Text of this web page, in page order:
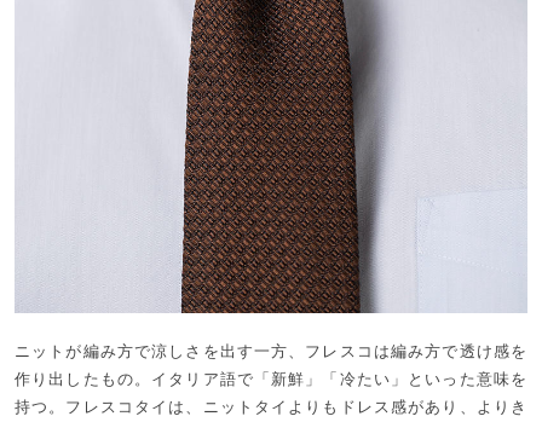
ニットが編み方で涼しさを出す一方、フレスコは編み方で透け感を
作り出したもの。イタリア語で「新鮮」「冷たい」といった意味を
持つ。フレスコタイは、ニットタイよりもドレス感があり、よりき